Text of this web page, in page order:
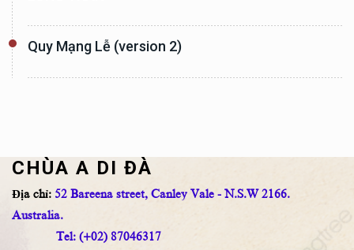
Quy Mạng Lễ (version 2)
CHÙA A DI ĐÀ
Địa chỉ: 52 Bareena street, Canley Vale - N.S.W 2166.
Australia.
Tel: (+02) 87046317